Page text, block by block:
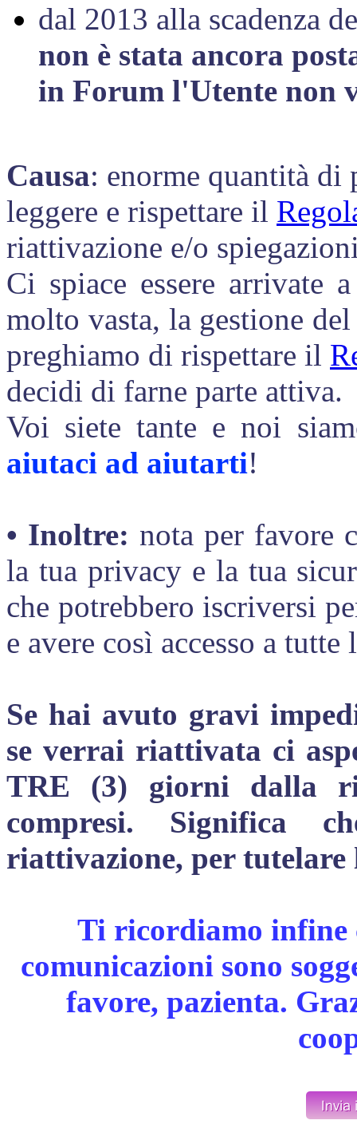
dal 2013 alla scadenza
non è stata ancora
in Forum l'Utente non
Causa: enorme quantità di
leggere e rispettare il
riattivazione e/o
Ci spiace essere arrivate
molto vasta, la gestione
preghiamo di rispettare il
decidi di farne parte attiva.
Voi siete tante e noi
aiutaci ad aiutarti!
• Inoltre: nota per favore
la tua privacy e la tua
che potrebbero iscriversi
e avere così accesso a
Se hai avuto gravi
se verrai riattivata ci
TRE (3) giorni dalla
compresi. Significa
riattivazione, per tutelare
Ti ricordiamo infine
comunicazioni sono
favore, pazienta.